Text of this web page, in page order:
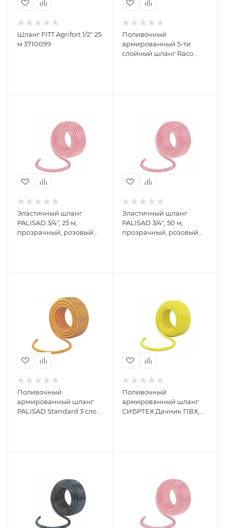
Шланг FITT Agrifort 1/2" 25
м 3710099
Поливочный
армированный 5-ти
слойный шланг Raco
Эластичный шланг
PALISAD 3/4", 25 м,
прозрачный, розовый
Эластичный шланг
PALISAD 3/4", 50 м,
прозрачный, розовый
Поливочный
армированный шланг
PALISAD Standard 3 слоя
Поливочный
армированный шланг
СИБРТЕХ Дачник ПВХ,